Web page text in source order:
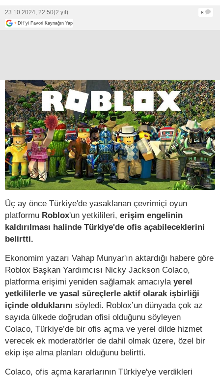
23.10.2024, 22:50(2 yıl)
8
+ DH'yi Favori Kaynağın Yap
Üç ay önce Türkiye'de yasaklanan çevrimiçi oyun
platformu Roblox'un yetkilileri, erişim engelinin
kaldırılması halinde Türkiye'de ofis açabileceklerini
belirtti.
Ekonomim yazarı Vahap Munyar'ın aktardığı habere göre
Roblox Başkan Yardımcısı Nicky Jackson Colaco,
platforma erişimi yeniden sağlamak amacıyla yerel
yetkililerle ve yasal süreçlerle aktif olarak işbirliği
içinde olduklarını söyledi. Roblox’un dünyada çok az
sayıda ülkede doğrudan ofisi olduğunu söyleyen
Colaco, Türkiye’de bir ofis açma ve yerel dilde hizmet
verecek ek moderatörler de dahil olmak üzere, özel bir
ekip işe alma planları olduğunu belirtti.
Colaco, ofis açma kararlarının Türkiye'ye verdikleri